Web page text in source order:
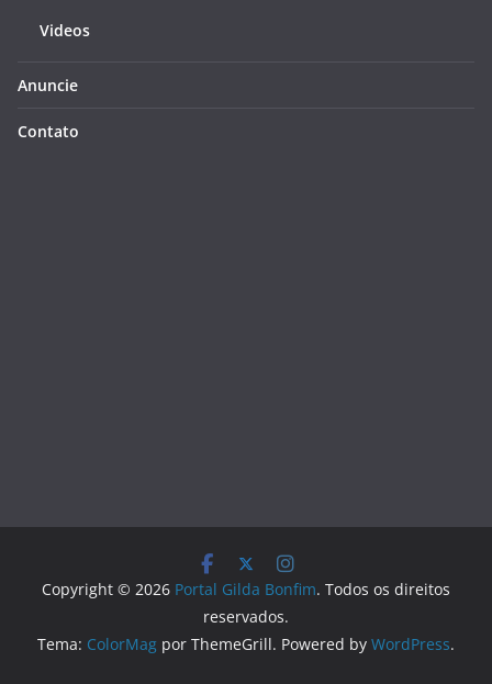
Videos
Anuncie
Contato
Copyright © 2026 Portal Gilda Bonfim. Todos os direitos
reservados.
Tema: ColorMag por ThemeGrill. Powered by WordPress.